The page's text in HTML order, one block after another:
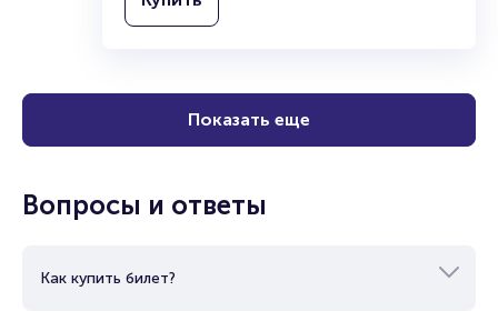
Показать еще
Вопросы и ответы
Как купить билет?